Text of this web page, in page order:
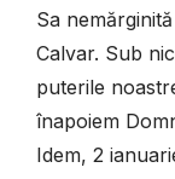
Sa
Calvar. Sub
puterile
înapoiem
Idem, 2